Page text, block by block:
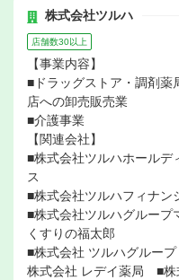
株式会社ツルハ
店舗数30以上
【事業内容】
■ドラッグストア・調剤薬
店への卸売販売業
■介護事業
【関連会社】
■株式会社ツルハホール
ス
■株式会社ツルハフィナン
■株式会社ツルハグルー
くすりの福太郎
■株式会社 ツルハグルー
株式会社 レデイ薬局 ■